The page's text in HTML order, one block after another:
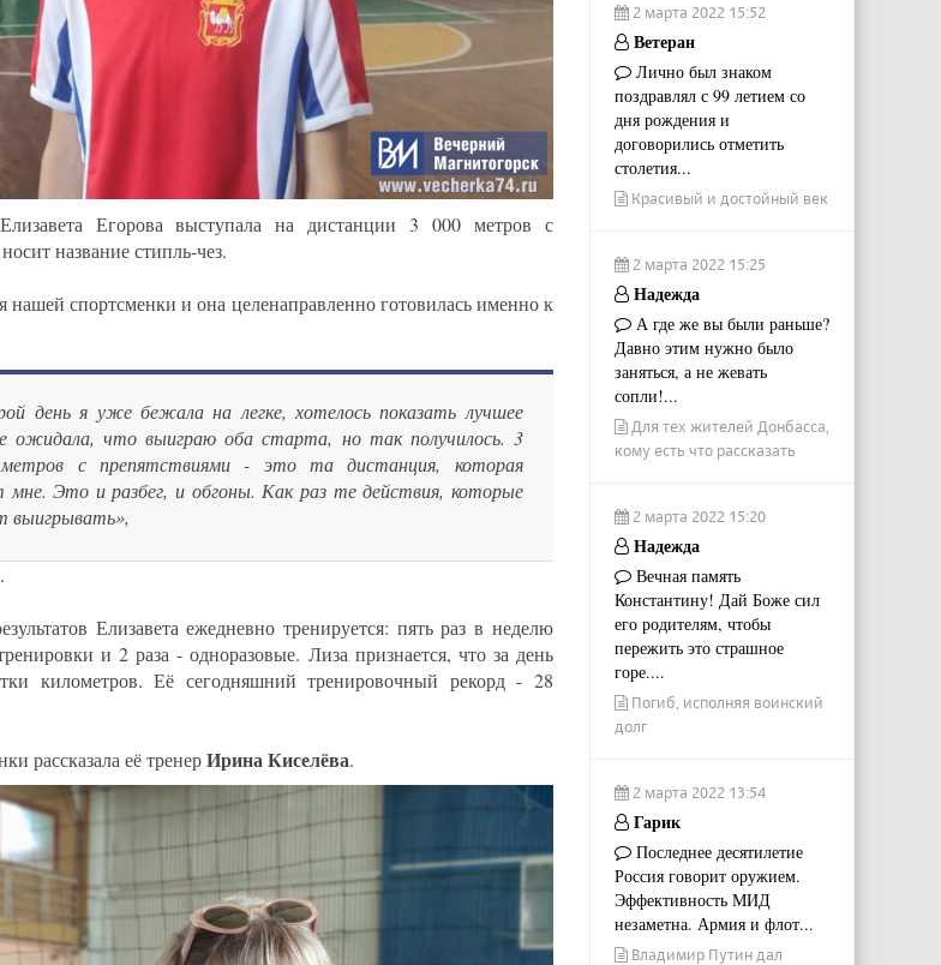
Егорова выступала на дистанции 3 000 метров с
название стипль-чез.
нашей спортсменки и она целенаправленно готовилась именно к
день я уже бежала на легке, хотелось показать лучшее
ожидала, что выиграю оба старта, но так получилось. 3
с препятствиями - это та дистанция, которая
мне. Это и разбег, и обгоны. Как раз те действия, которые
выигрывать»,
Елизавета ежедневно тренируется: пять раз в неделю
и 2 раза - одноразовые. Лиза признается, что за день
километров. Её сегодняшний тренировочный рекорд - 28
рассказала её тренерИрина Киселёва.
2 марта 2022 15:52
Ветеран
Лично был знаком
поздравлял с 99 летием со
дня рождения и
договорились отметить
столетия...
Красивый и достойный век
2 марта 2022 15:25
Надежда
А где же вы были раньше?
Давно этим нужно было
заняться, а не жевать
сопли!...
Для тех жителей Донбасса,
кому есть что рассказать
2 марта 2022 15:20
Надежда
Вечная память
Константину! Дай Боже сил
его родителям, чтобы
пережить это страшное
горе....
Погиб, исполняя воинский
долг
2 марта 2022 13:54
Гарик
Последнее десятилетие
Россия говорит оружием.
Эффективность МИД
незаметна. Армия и флот...
Владимир Путин дал